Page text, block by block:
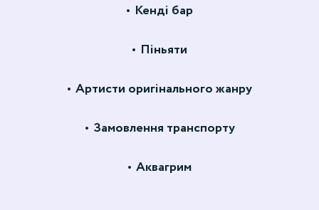
Кенді бар
Піньяти
Артисти оригінального жанру
Замовлення транспорту
Аквагрим